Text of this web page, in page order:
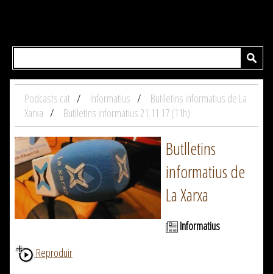
Podcasts.cat Informatius
Butlletins informatius de La
Xarxa
Butlletins informatius 21.11.17 (11h)
Butlletins
informatius de
La Xarxa
Informatius
Reproduir